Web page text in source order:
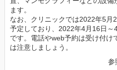
ます。
なお、クリニックでは2022年5月
予定しており、2022年4月16日～
です。電話やweb予約は受け付け
は注意しましょう。
参